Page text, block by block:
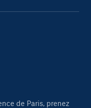
de Paris, prenez